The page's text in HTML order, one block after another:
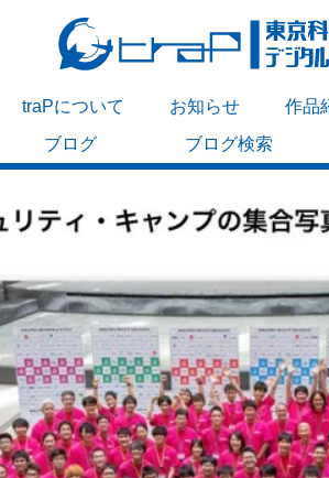
traPについて お知らせ 作品
ブログ
ブログ検索